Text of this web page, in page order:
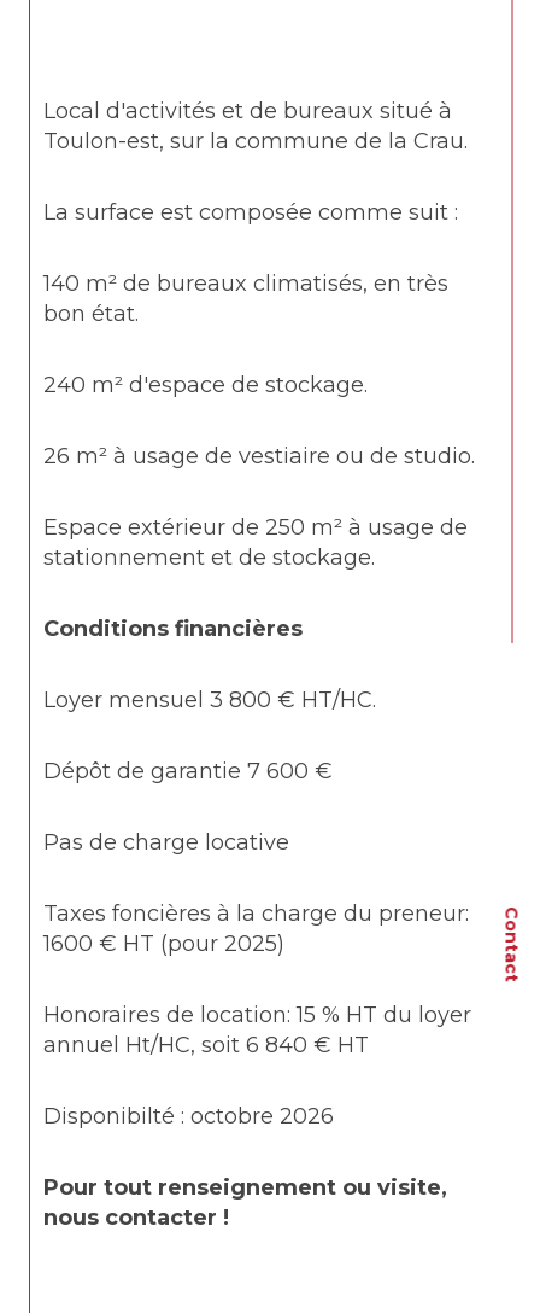
Contact
Local d'activités et de bureaux situé à
Toulon-est, sur la commune de la Crau.
La surface est composée comme suit :
140 m² de bureaux climatisés, en très
bon état.
240 m² d'espace de stockage.
26 m² à usage de vestiaire ou de studio.
Espace extérieur de 250 m² à usage de
stationnement et de stockage.
Conditions financières
Loyer mensuel 3 800 € HT/HC.
Dépôt de garantie 7 600 €
Pas de charge locative
Taxes foncières à la charge du preneur:
1600 € HT (pour 2025)
Honoraires de location: 15 % HT du loyer
annuel Ht/HC, soit 6 840 € HT
Disponibilté : octobre 2026
Pour tout renseignement ou visite,
nous contacter !